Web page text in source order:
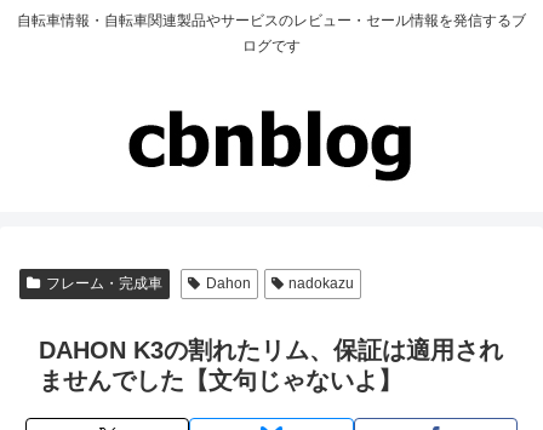
自転車情報・自転車関連製品やサービスのレビュー・セール情報を発信するブ
ログです
フレーム・完成車 Dahon nadokazu
DAHON K3の割れたリム、保証は適用され
ませんでした【文句じゃないよ】